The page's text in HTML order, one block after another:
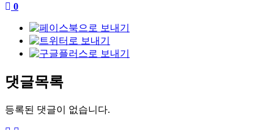
0
댓글목록
등록된 댓글이 없습니다.